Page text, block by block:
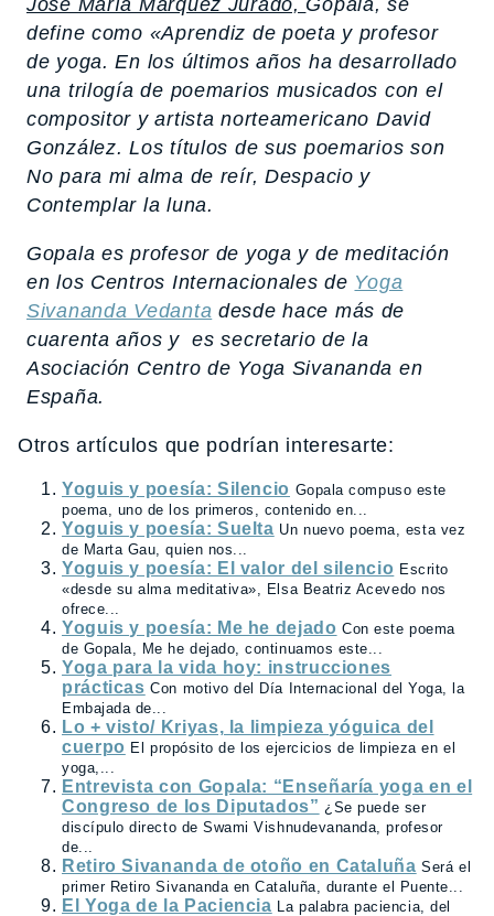
define como «Aprendiz de poeta y profesor
de yoga. En los últimos años ha desarrollado
una trilogía de poemarios musicados con el
compositor y artista norteamericano David
González. Los títulos de sus poemarios son
No para mi alma de reír, Despacio y
Contemplar la luna.
Gopala es profesor de yoga y de meditación
en los Centros Internacionales de Yoga
Sivananda Vedanta desde hace más de
cuarenta años y es secretario de la
Asociación Centro de Yoga Sivananda en
España.
Otros artículos que podrían interesarte:
Yoguis y poesía: Silencio Gopala compuso este
poema, uno de los primeros, contenido en...
Yoguis y poesía: Suelta Un nuevo poema, esta vez
de Marta Gau, quien nos...
Yoguis y poesía: El valor del silencio Escrito
«desde su alma meditativa», Elsa Beatriz Acevedo nos
ofrece...
Yoguis y poesía: Me he dejado Con este poema
de Gopala, Me he dejado, continuamos este...
Yoga para la vida hoy: instrucciones
prácticas Con motivo del Día Internacional del Yoga, la
Embajada de...
Lo + visto/ Kriyas, la limpieza yóguica del
cuerpo El propósito de los ejercicios de limpieza en el
yoga,...
Entrevista con Gopala: “Enseñaría yoga en el
Congreso de los Diputados” ¿Se puede ser
discípulo directo de Swami Vishnudevananda, profesor
de...
Retiro Sivananda de otoño en Cataluña Será el
primer Retiro Sivananda en Cataluña, durante el Puente...
El Yoga de la Paciencia La palabra paciencia, del